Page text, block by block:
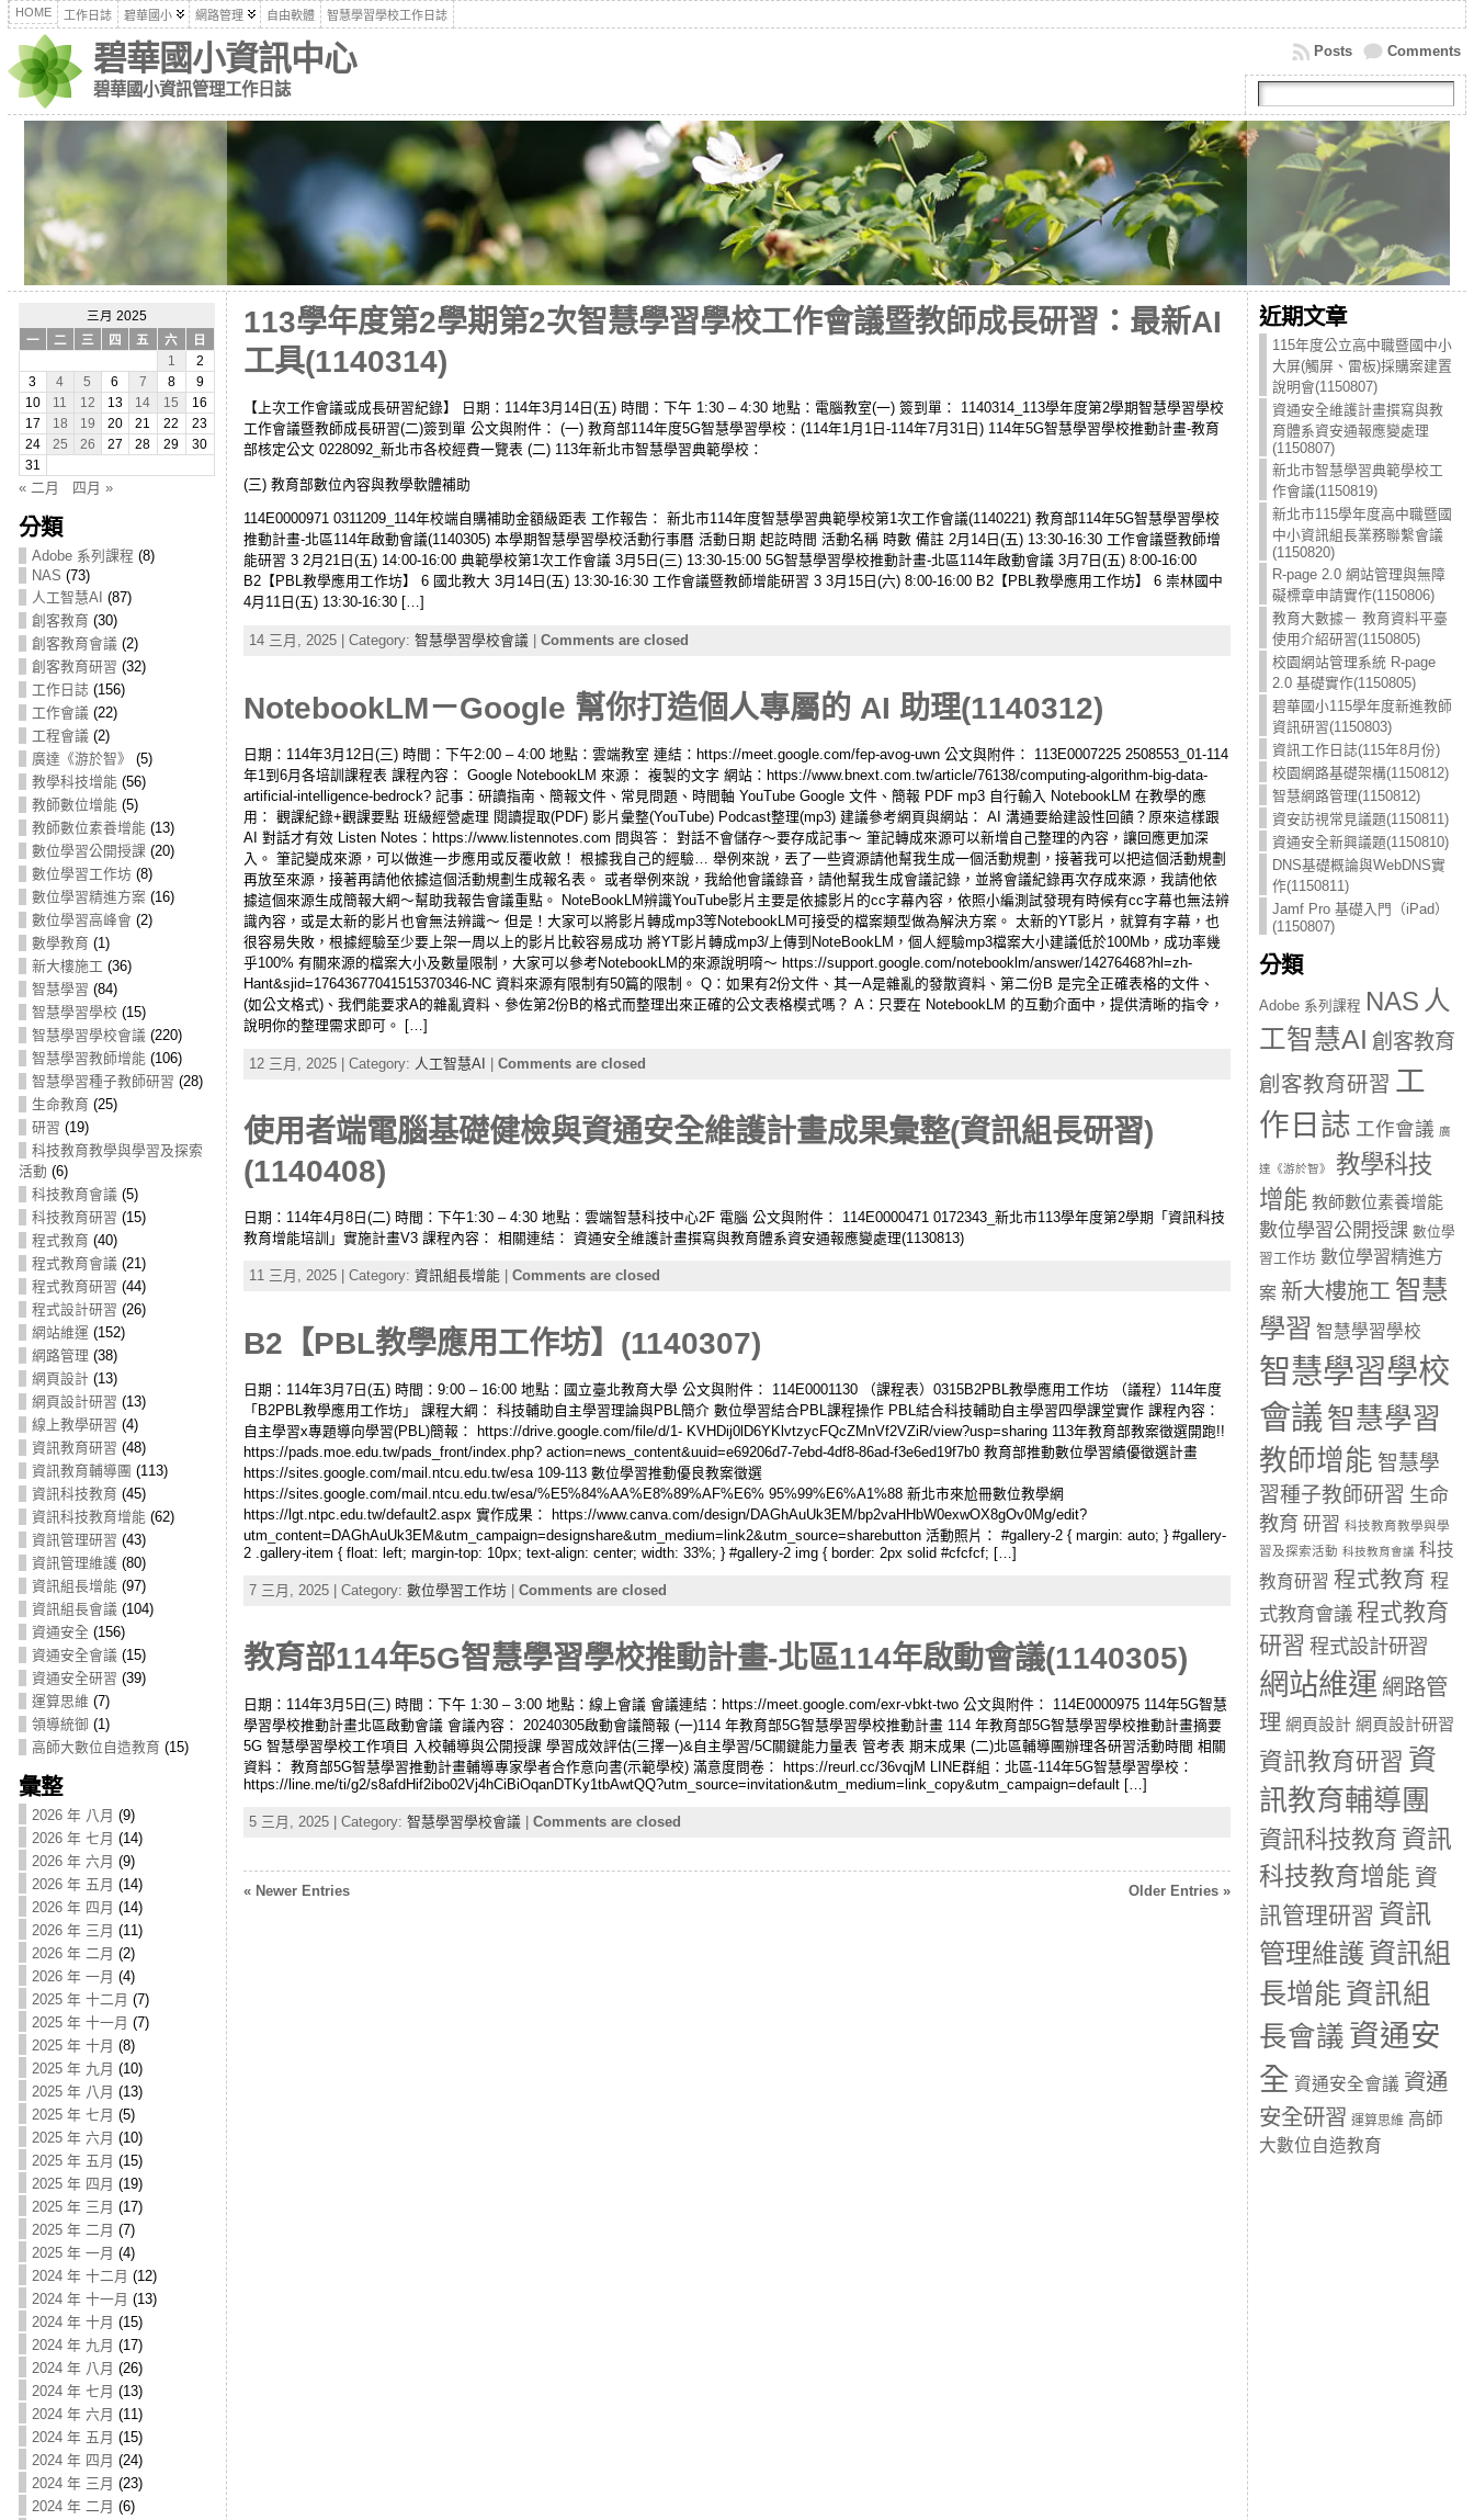
HOME 工作日誌 碧華國小 網路管理 自由軟體 智慧學習學校工作日誌
碧華國小資訊中心
碧華國小資訊管理工作日誌
Comments
Posts
三月 2025
一
二 三 四 五 六
日
1
2
3
4 5 6 7 8
9
10
11 12 13 14 15
16
17
18 19 20 21 22
23
24
25 26 27 28 29
30
31
« 二月 四月 »
分類
Adobe 系列課程 (8)
NAS (73)
人工智慧AI (87)
創客教育 (30)
創客教育會議 (2)
創客教育研習 (32)
工作日誌 (156)
工作會議 (22)
工程會議 (2)
廣達《游於智》
(5)
教學科技增能(56)
教師數位增能(5)
教師數位素養增能(13)
數位學習公開授課 (20)
數位學習工作坊(8)
數位學習精進方案 (16)
數位學習高峰會 (2)
數學教育 (1)
新大樓施工 (36)
智慧學習 (84)
智慧學習學校 (15)
智慧學習學校會議 (220)
智慧學習教師增能(106)
智慧學習種子教師研習 (28)
生命教育 (25)
研習 (19)
科技教育教學與學習及探索
活動 (6)
科技教育會議 (5)
科技教育研習 (15)
程式教育 (40)
程式教育會議 (21)
程式教育研習 (44)
程式設計研習 (26)
網站維運 (152)
網路管理 (38)
網頁設計(13)
網頁設計研習 (13)
線上教學研習 (4)
資訊教育研習 (48)
資訊教育輔導團 (113)
資訊科技教育 (45)
資訊科技教育增能(62)
資訊管理研習 (43)
資訊管理維護(80)
資訊組長增能(97)
資訊組長會議 (104)
資通安全 (156)
資通安全會議 (15)
資通安全研習 (39)
運算思維 (7)
領導統御 (1)
高師大數位自造教育 (15)
彙整
2026 年 八月 (9)
2026 年 七月 (14)
2026 年 六月 (9)
2026 年 五月 (14)
2026 年 四月 (14)
2026 年 三月 (11)
2026 年 二月 (2)
2026 年 一月 (4)
2025 年 十二月 (7)
2025 年 十一月 (7)
2025 年 十月 (8)
2025 年 九月 (10)
2025 年 八月 (13)
2025 年 七月 (5)
2025 年 六月 (10)
2025 年 五月 (15)
2025 年 四月 (19)
2025 年 三月 (17)
2025 年 二月 (7)
2025 年 一月 (4)
2024 年 十二月 (12)
2024 年 十一月 (13)
2024 年 十月 (15)
2024 年 九月 (17)
2024 年 八月 (26)
2024 年 七月 (13)
2024 年 六月 (11)
2024 年 五月 (15)
2024 年 四月 (24)
2024 年 三月 (23)
2024 年 二月 (6)
113學年度第2學期第2次智慧學習學校工作會議暨教師成長研習：最新AI
工具(1140314)
【上次工作會議或成長研習紀錄】 日期：114年3月14日(五) 時間：下午 1:30 – 4:30 地點：電腦教室(一) 簽到單： 1140314_113學年度第2學期智慧學習學校
工作會議暨教師成長研習(二)簽到單 公文與附件： (一) 教育部114年度5G智慧學習學校：(114年1月1日-114年7月31日) 114年5G智慧學習學校推動計畫-教育
部核定公文 0228092_新北市各校經費一覽表 (二) 113年新北市智慧學習典範學校：
(三) 教育部數位內容與教學軟體補助
114E0000971 0311209_114年校端自購補助金額級距表 工作報告： 新北市114年度智慧學習典範學校第1次工作會議(1140221) 教育部114年5G智慧學習學校
推動計畫-北區114年啟動會議(1140305) 本學期智慧學習學校活動行事曆 活動日期 起訖時間 活動名稱 時數 備註 2月14日(五) 13:30-16:30 工作會議暨教師增
能研習 3 2月21日(五) 14:00-16:00 典範學校第1次工作會議 3月5日(三) 13:30-15:00 5G智慧學習學校推動計畫-北區114年啟動會議 3月7日(五) 8:00-16:00
B2【PBL教學應用工作坊】 6 國北教大 3月14日(五) 13:30-16:30 工作會議暨教師增能研習 3 3月15日(六) 8:00-16:00 B2【PBL教學應用工作坊】 6 崇林國中
4月11日(五) 13:30-16:30 […]
14 三月, 2025 | Category: 智慧學習學校會議| Comments are closed
NotebookLM－Google 幫你打造個人專屬的 AI 助理(1140312)
日期：114年3月12日(三) 時間：下午2:00 – 4:00 地點：雲端教室 連結：https://meet.google.com/fep-avog-uwn 公文與附件： 113E0007225 2508553_01-114
年1到6月各培訓課程表 課程內容： Google NotebookLM 來源： 複製的文字 網站：https://www.bnext.com.tw/article/76138/computing-algorithm-big-data-
artificial-intelligence-bedrock? 記事：研讀指南、簡報文件、常見問題、時間軸 YouTube Google 文件、簡報 PDF mp3 自行輸入 NotebookLM 在教學的應
用： 觀課紀錄+觀課要點 班級經營處理 閱讀提取(PDF) 影片彙整(YouTube) Podcast整理(mp3) 建議參考網頁與網站： AI 溝通要給建設性回饋？原來這樣跟
AI 對話才有效 Listen Notes：https://www.listennotes.com 問與答： 對話不會儲存～要存成記事～ 筆記轉成來源可以新增自己整理的內容，讓回應更加深
入。 筆記變成來源，可以做進一步應用或反覆收斂！ 根據我自己的經驗… 舉例來說，丟了一些資源請他幫我生成一個活動規劃，接著我可以把這個活動規劃
再放至來源，接著再請他依據這個活動規劃生成報名表。 或者舉例來說，我給他會議錄音，請他幫我生成會議記錄，並將會議紀錄再次存成來源，我請他依
據這個來源生成簡報大綱～幫助我報告會議重點。 NoteBookLM辨識YouTube影片主要是依據影片的cc字幕內容，依照小編測試發現有時候有cc字幕也無法辨
識內容，或是太新的影片也會無法辨識～ 但是！大家可以將影片轉成mp3等NotebookLM可接受的檔案類型做為解決方案。 太新的YT影片，就算有字幕，也
很容易失敗，根據經驗至少要上架一周以上的影片比較容易成功 將YT影片轉成mp3/上傳到NoteBookLM，個人經驗mp3檔案大小建議低於100Mb，成功率幾
乎100% 有關來源的檔案大小及數量限制，大家可以參考NotebookLM的來源說明唷～ https://support.google.com/notebooklm/answer/14276468?hl=zh-
Hant&sjid=17643677041515370346-NC 資料來源有限制有50篇的限制。 Q：如果有2份文件、其一A是雜亂的發散資料、第二份B 是完全正確表格的文件、
(如公文格式)、我們能要求A的雜亂資料、參佐第2份B的格式而整理出來正確的公文表格模式嗎？ A：只要在 NotebookLM 的互動介面中，提供清晰的指令，
說明你的整理需求即可。 […]
12 三月, 2025 | Category: 人工智慧AI Comments are closed
使用者端電腦基礎健檢與資通安全維護計畫成果彙整(資訊組長研習)
(1140408)
日期：114年4月8日(二) 時間：下午1:30 – 4:30 地點：雲端智慧科技中心2F 電腦 公文與附件： 114E0000471 0172343_新北市113學年度第2學期「資訊科技
教育增能培訓」實施計畫V3 課程內容： 相關連結： 資通安全維護計畫撰寫與教育體系資安通報應變處理(1130813)
11 三月, 2025 | Category: 資訊組長增能| Comments are closed
B2【PBL教學應用工作坊】(1140307)
日期：114年3月7日(五) 時間：9:00 – 16:00 地點：國立臺北教育大學 公文與附件： 114E0001130 （課程表）0315B2PBL教學應用工作坊 （議程）114年度
「B2PBL教學應用工作坊」 課程大綱： 科技輔助自主學習理論與PBL簡介 數位學習結合PBL課程操作 PBL結合科技輔助自主學習四學課堂實作 課程內容：
自主學習x專題導向學習(PBL)簡報： https://drive.google.com/file/d/1- KVHDij0lD6YKlvtzycFQcZMnVf2VZiR/view?usp=sharing 113年教育部教案徵選開跑!!
https://pads.moe.edu.tw/pads_front/index.php? action=news_content&uuid=e69206d7-7ebd-4df8-86ad-f3e6ed19f7b0 教育部推動數位學習績優徵選計畫
https://sites.google.com/mail.ntcu.edu.tw/esa 109-113 數位學習推動優良教案徵選
https://sites.google.com/mail.ntcu.edu.tw/esa/%E5%84%AA%E8%89%AF%E6% 95%99%E6%A1%88 新北市來尬冊數位教學網
https://lgt.ntpc.edu.tw/default2.aspx 實作成果： https://www.canva.com/design/DAGhAuUk3EM/bp2vaHHbW0exwOX8gOv0Mg/edit?
utm_content=DAGhAuUk3EM&utm_campaign=designshare&utm_medium=link2&utm_source=sharebutton 活動照片： #gallery-2 { margin: auto; } #gallery-
2 .gallery-item { float: left; margin-top: 10px; text-align: center; width: 33%; } #gallery-2 img { border: 2px solid #cfcfcf; […]
7 三月, 2025 | Category: 數位學習工作坊| Comments are closed
教育部114年5G智慧學習學校推動計畫-北區114年啟動會議(1140305)
日期：114年3月5日(三) 時間：下午 1:30 – 3:00 地點：線上會議 會議連結：https://meet.google.com/exr-vbkt-two 公文與附件： 114E0000975 114年5G智慧
學習學校推動計畫北區啟動會議 會議內容： 20240305啟動會議簡報 (一)114 年教育部5G智慧學習學校推動計畫 114 年教育部5G智慧學習學校推動計畫摘要
5G 智慧學習學校工作項目 入校輔導與公開授課 學習成效評估(三擇一)&自主學習/5C關鍵能力量表 管考表 期末成果 (二)北區輔導團辦理各研習活動時間 相關
資料： 教育部5G智慧學習推動計畫輔導專家學者合作意向書(示範學校) 滿意度問卷： https://reurl.cc/36vqjM LINE群組：北區-114年5G智慧學習學校：
https://line.me/ti/g2/s8afdHif2ibo02Vj4hCiBiOqanDTKy1tbAwtQQ?utm_source=invitation&utm_medium=link_copy&utm_campaign=default […]
5 三月, 2025 | Category: 智慧學習學校會議| Comments are closed
« Newer Entries Older Entries »
近期文章
115年度公立高中職暨國中小
大屏(觸屏、雷板)採購案建置
說明會(1150807)
資通安全維護計畫撰寫與教
育體系資安通報應變處理
(1150807)
新北市智慧學習典範學校工
作會議(1150819)
新北市115學年度高中職暨國
中小資訊組長業務聯繫會議
(1150820)
R-page 2.0 網站管理與無障
礙標章申請實作(1150806)
教育大數據－ 教育資料平臺
使用介紹研習(1150805)
校園網站管理系統 R-page
2.0 基礎實作(1150805)
碧華國小115學年度新進教師
資訊研習(1150803)
資訊工作日誌(115年8月份)
校園網路基礎架構(1150812)
智慧網路管理(1150812)
資安訪視常見議題(1150811)
資通安全新興議題(1150810)
DNS基礎概論與WebDNS實
作(1150811)
Jamf Pro 基礎入門（iPad）
(1150807)
分類
Adobe 系列課程 NAS 人
工智慧AI 創客教育
創客教育研習 工
作日誌 工作會議 廣
達《游於智》
教學科技
增能 教師數位素養增能
數位學習公開授課 數位學
習工作坊 數位學習精進方
案 新大樓施工 智慧
學習 智慧學習學校
智慧學習學校
會議 智慧學習
教師增能 智慧學
習種子教師研習 生命
教育 研習 科技教育教學與學
習及探索活動 科技教育會議 科技
教育研習 程式教育 程
式教育會議 程式教育
研習 程式設計研習
網站維運 網路管
理 網頁設計 網頁設計研習
資訊教育研習 資
訊教育輔導團
資訊科技教育 資訊
科技教育增能 資
訊管理研習 資訊
管理維護 資訊組
長增能資訊組
長會議 資通安
全 資通安全會議 資通
安全研習 運算思維 高師
大數位自造教育